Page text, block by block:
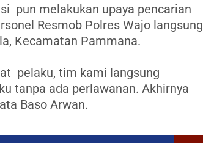
pun melakukan upaya pencarian
Resmob Polres Wajo langsung
Kecamatan Pammana.
pelaku, tim kami langsung
tanpa ada perlawanan. Akhirnya
Baso Arwan.